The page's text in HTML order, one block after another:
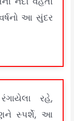
આ સુંદર
રહે,
સ્પર્શે, આ